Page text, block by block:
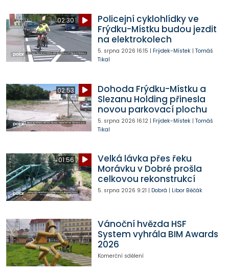
02:30
Policejní cyklohlídky ve
Frýdku-Místku budou jezdit
na elektrokolech
5. srpna 2026 16:15 | Frýdek-Místek| Tomáš
Tikal
02:53
Dohoda Frýdku-Místku a
Slezanu Holding přinesla
novou parkovací plochu
5. srpna 2026 16:12| Frýdek-Místek| Tomáš
Tikal
01:56
Velká lávka přes řeku
Morávku v Dobré prošla
celkovou rekonstrukcí
5. srpna 2026 9:21 | Dobrá | Libor Běčák
Vánoční hvězda HSF
System vyhrála BIM Awards
2026
Komerční sdělení